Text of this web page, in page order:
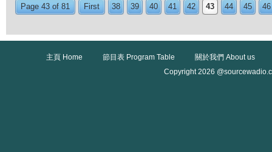
Page 43 of 81 First 38 39 40 41 42 43 44 45 46
主頁 Home 節目表 Program Table
關於我們 About us
Copyright 2026